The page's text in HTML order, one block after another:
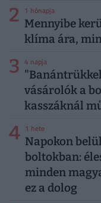
2 1 hónapja
Mennyibe
klíma ára,
3 4 napja
vásárolók a
kasszáknál
4 1 hete
Napokon
boltokban:
minden
ez a dolog